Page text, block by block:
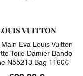
VUITTON
Eva Louis Vuitton
Toile Damier Bando
N55213 Bag 1160€